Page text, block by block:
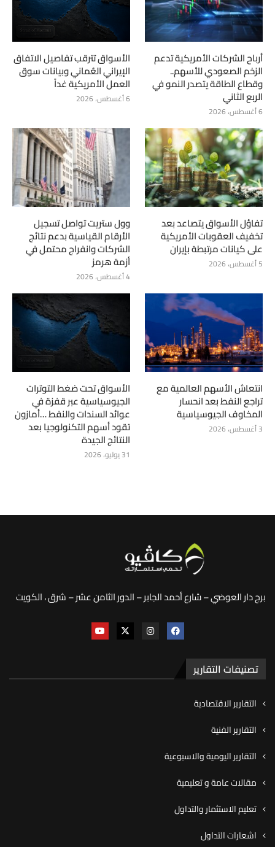
أرباح الشركات الأمريكية تدعم
الزخم الصعودي للأسهم..
وقطاع الطاقة يتصدر النمو في
الربع الثاني
6 أغسطس، 2026
الأسواق تترقب تفاصيل الاتفاق
الإيراني العُماني وبيانات سوق
العمل الأمريكية غداً
6 أغسطس، 2026
تفاؤل الأسواق يتصاعد بعد
تخفيف العقوبات الأمريكية
على كيانات مرتبطة بإيران
5 أغسطس، 2026
وول ستريت تواصل تسجيل
الأرقام القياسية بدعم نتائج
الشركات وانفراج محتمل في
أزمة هرمز
4 أغسطس، 2026
انتعاش الأسهم العالمية مع
تراجع النفط بعد انحسار
المخاوف الجيوسياسية
3 أغسطس، 2026
الأسواق تحت ضغط التوترات
الجيوسياسية عبر قفزة في
عوائد السندات والنفط …أمازون
تقود أسهم التكنولوجيا بعد
النتائج الجيدة
31 يوليو، 2026
برج دار العوضي – شارع أحمد الجابر – الدور الثامن عشر – شرق ، الكويت
تصنيفات التقارير
التقارير الاقتصادية
التقارير الفنية
التقارير اليومية والاسبوعية
مقالات عامة و تعليمية
تعليم الاستثمار والتداول
اشعارات التداول